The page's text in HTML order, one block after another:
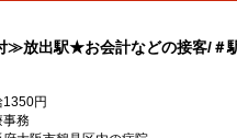
≫放出駅★お会計などの接客/＃
1350円
事務